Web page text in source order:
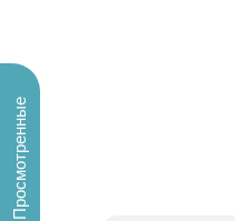
Просмотренные